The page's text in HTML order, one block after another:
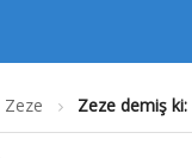
Zeze Zeze demiş ki: